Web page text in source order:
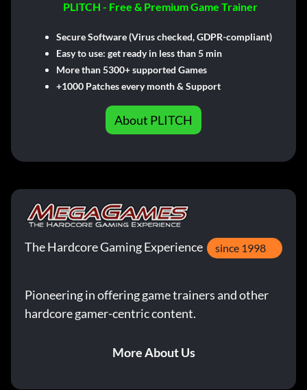
PLITCH - Free & Premium Game Trainer
Secure Software (Virus checked, GDPR-compliant)
Easy to use: get ready in less than 5 min
More than 5300+ supported Games
+1000 Patches every month & Support
About PLITCH
The Hardcore Gaming Experience since 1998
Pioneering in offering game trainers and other
hardcore gamer-centric content.
More About Us